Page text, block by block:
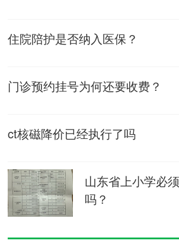
住院陪护是否纳入医保？
门诊预约挂号为何还要收费？
ct核磁降价已经执行了吗
山东省上小学必
吗？